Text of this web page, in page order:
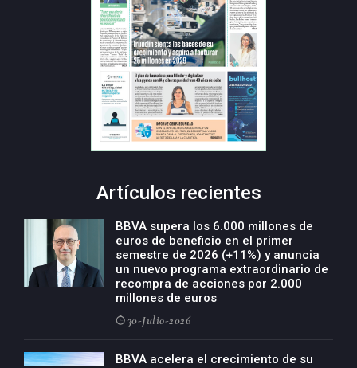
Artículos recientes
BBVA supera los 6.000 millones de
euros de beneficio en el primer
semestre de 2026 (+11%) y anuncia
un nuevo programa extraordinario de
recompra de acciones por 2.000
millones de euros
30-Julio-2026
BBVA acelera el crecimiento de su